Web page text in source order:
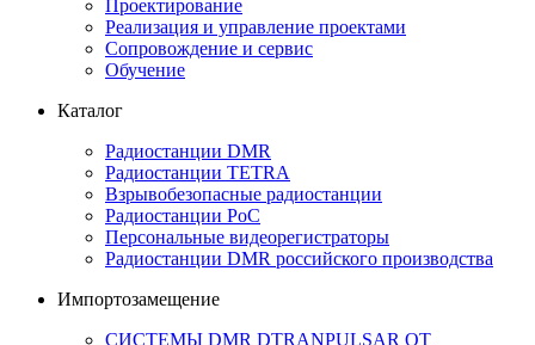
Проектирование
Реализация и управление проектами
Сопровождение и сервис
Обучение
Каталог
Радиостанции DMR
Радиостанции TETRA
Взрывобезопасные радиостанции
Радиостанции PoC
Персональные видеорегистраторы
Радиостанции DMR российского производства
Импортозамещение
СИСТЕМЫ DMR DTRANPULSAR ОТ